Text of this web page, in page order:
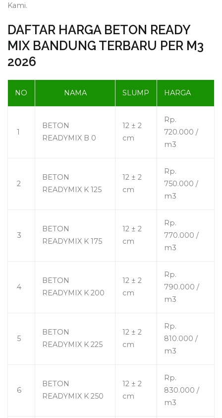
Kami.
DAFTAR HARGA BETON READY
MIX BANDUNG TERBARU PER M3
2026
NO NAMA SLUMP HARGA
1
BETON
READYMIX B 0
12 ± 2
cm
Rp.
720.000 /
m3
2
BETON
READYMIX K 125
12 ± 2
cm
Rp.
750.000 /
m3
3
BETON
READYMIX K 175
12 ± 2
cm
Rp.
770.000 /
m3
4
BETON
READYMIX K 200
12 ± 2
cm
Rp.
790.000 /
m3
5
BETON
READYMIX K 225
12 ± 2
cm
Rp.
810.000 /
m3
6
BETON
READYMIX K 250
12 ± 2
cm
Rp.
830.000 /
m3